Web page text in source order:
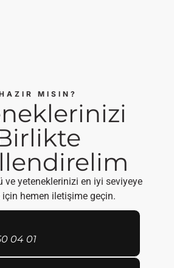
MISIN?
ve yeteneklerinizi en iyi seviyeye
için hemen iletişime geçin.
04 01